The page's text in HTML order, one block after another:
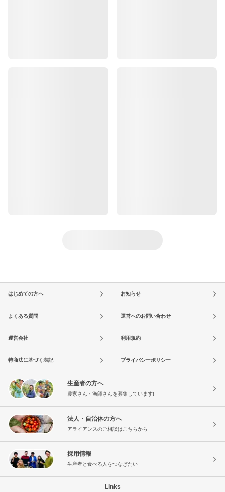
はじめての方へ お知らせ
よくある質問 運営へのお問い合わせ
運営会社 利用規約
特商法に基づく表記 プライバシーポリシー
生産者の方へ
農家さん・漁師さんを募集しています!
法人・自治体の方へ
アライアンスのご相談はこちらから
採用情報
生産者と食べる人をつなぎたい
Links